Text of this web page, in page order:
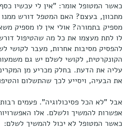
כאשר המטופל אומר: "אין לי עכשיו
מתכוון, בעצם? האם המטפל דורש ממנו
מספיק בתמורה? אולי אין לו מספיק
לו לתת מעצמו את כל מה שהטיפול
להפסיק מסיבות אחרות, מעבר לקושי
הקונקרטית, לקושי לשלם יש גם
עליה את הדעת. בחלק מכריע מן
את הבעיה, ויסייע לכך שהתשלום
אבל "לא הכל פסיכולוגיה". פעמים
אפשרות להמשיך ולשלם. אלו
כאשר המטופל לא יכול להמשיך לשלם: